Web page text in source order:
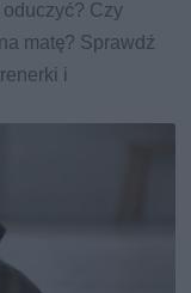
Czy
matę? Sprawdź
i